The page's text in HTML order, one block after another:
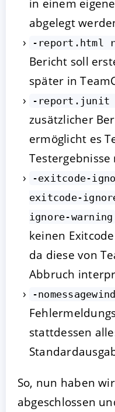
abgelegt
-report.html
Bericht soll
später in
-report.junit
zusätzlicher
ermöglicht es
-exitcode-
exitcode-
ignore-warning
keinen
da diese von
Abbruch
-
stattdessen
So, nun haben
abgeschlossen